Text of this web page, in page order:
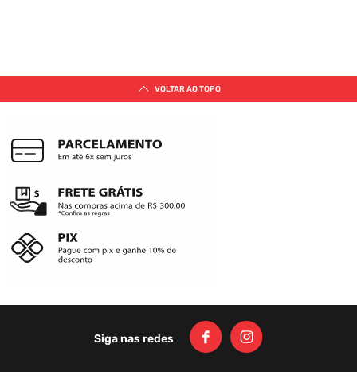
VOCÊ
(LANÇAMENTO) BERMUDA CYCLONE
ÁGUA NORTH BANZAI RETRÔ